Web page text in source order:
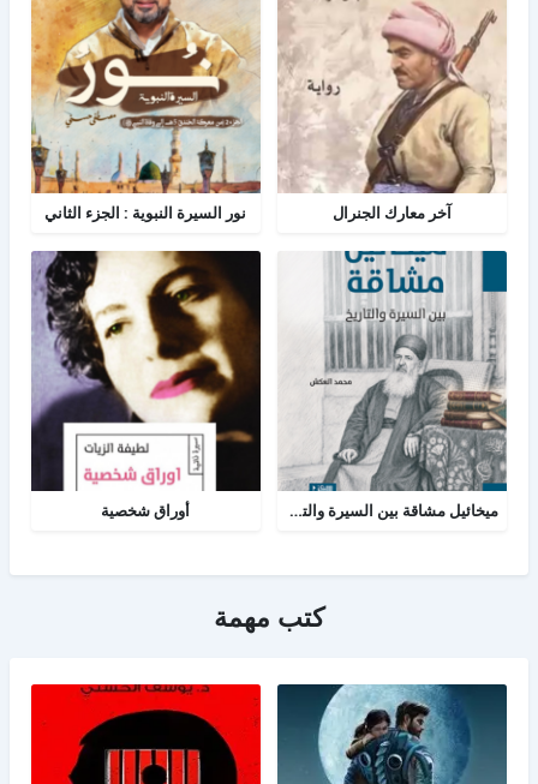
آخر معارك الجنرال نور السيرة النبوية : الجزء الثاني
ميخائيل مشاقة بين السيرة والتاريخ أوراق شخصية
كتب مهمة